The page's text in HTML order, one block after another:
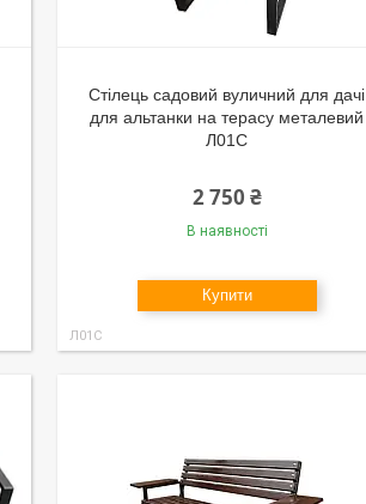
Стілець садовий вуличний для дачі
для альтанки на терасу металевий
Л01С
2 750 ₴
В наявності
Купити
Л01С